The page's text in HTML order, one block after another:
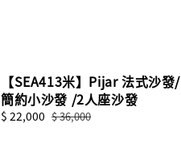
【SEA413米】Pijar 法式沙發/
簡約小沙發 /2人座沙發
Sale
$ 22,000 Regular
$ 36,000